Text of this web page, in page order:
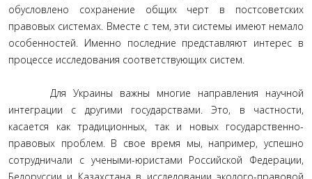
обусловлено сохранение общих черт в постсоветских
правовых системах. Вместе с тем, эти системы имеют немало
особенностей. Именно последние представляют интерес в
процессе исследования соответствующих систем.
Для Украины важны многие направления научной
интеграции с другими государствами. Это, в частности,
касается как традиционных, так и новых государственно-
правовых проблем. В свое время мы, например, успешно
сотрудничали с учеными-юристами Российской Федерации,